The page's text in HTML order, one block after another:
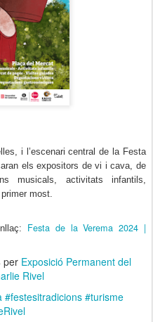
i l’escenari central de la Festa
els expositors de vi i cava, de
musicals, activitats infantils,
most.
Festa de la Verema 2024 |
per Exposició Permanent del
Rivel
#festesitradicions #turisme